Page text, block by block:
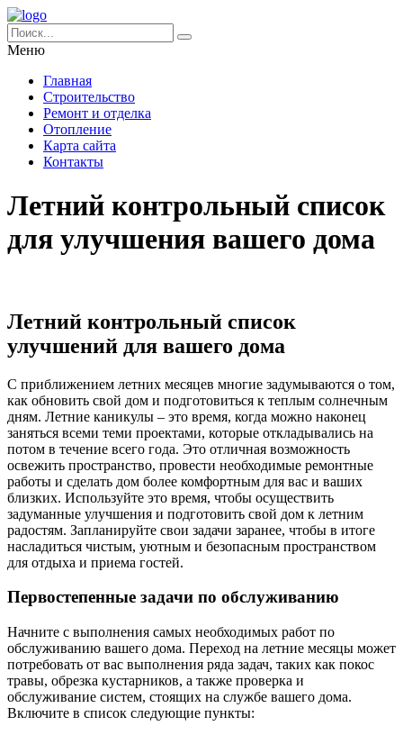
Меню
Главная
Строительство
Ремонт и отделка
Отопление
Карта сайта
Контакты
Летний контрольный список
для улучшения вашего дома
Летний контрольный список
улучшений для вашего дома
С приближением летних месяцев многие задумываются о том,
как обновить свой дом и подготовиться к теплым солнечным
дням. Летние каникулы – это время, когда можно наконец
заняться всеми теми проектами, которые откладывались на
потом в течение всего года. Это отличная возможность
освежить пространство, провести необходимые ремонтные
работы и сделать дом более комфортным для вас и ваших
близких. Используйте это время, чтобы осуществить
задуманные улучшения и подготовить свой дом к летним
радостям. Запланируйте свои задачи заранее, чтобы в итоге
насладиться чистым, уютным и безопасным пространством
для отдыха и приема гостей.
Первостепенные задачи по обслуживанию
Начните с выполнения самых необходимых работ по
обслуживанию вашего дома. Переход на летние месяцы может
потребовать от вас выполнения ряда задач, таких как покос
травы, обрезка кустарников, а также проверка и
обслуживание систем, стоящих на службе вашего дома.
Включите в список следующие пункты: